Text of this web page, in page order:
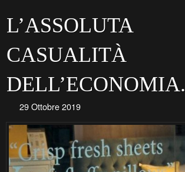
L’ASSOLUTA
CASUALITÀ
DELL’ECONOMIA.
29 Ottobre 2019